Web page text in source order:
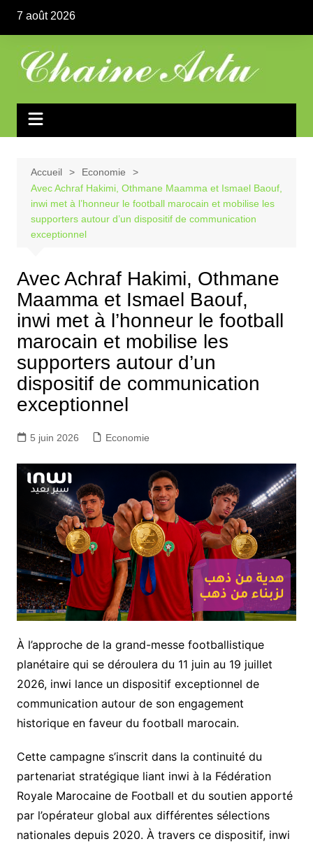
contenu
7 août 2026
Accueil
Economie
Avec Achraf Hakimi, Othmane Maamma et Ismael Baouf,
inwi met à l’honneur le football marocain et mobilise les
supporters autour d’un dispositif de communication
exceptionnel
Avec Achraf Hakimi, Othmane
Maamma et Ismael Baouf,
inwi met à l’honneur le football
marocain et mobilise les
supporters autour d’un
dispositif de communication
exceptionnel
5 juin 2026 Economie
À l’approche de la grand-messe footballistique
planétaire qui se déroulera du 11 juin au 19 juillet
2026, inwi lance un dispositif exceptionnel de
communication autour de son engagement
historique en faveur du football marocain.
Cette campagne s’inscrit dans la continuité du
partenariat stratégique liant inwi à la Fédération
Royale Marocaine de Football et du soutien apporté
par l’opérateur global aux différentes sélections
nationales depuis 2020. À travers ce dispositif, inwi